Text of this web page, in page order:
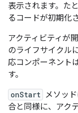
表示されます。た
るコードが初期化
アクティビティが
のライフサイクル
応コンポーネントは
す。
onStart
メソッ
合と同様に、アク